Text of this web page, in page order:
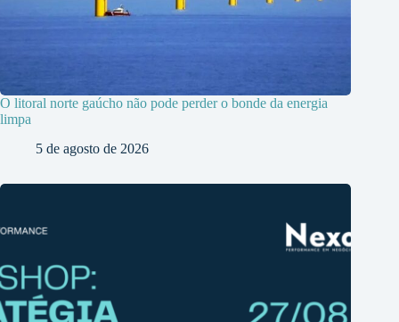
O litoral norte gaúcho não pode perder o bonde da energia
limpa
5 de agosto de 2026